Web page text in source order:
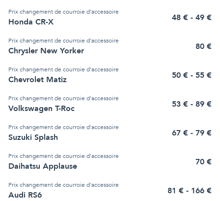
Prixchangement de courroie d'accessoire
Honda CR-X 48 € - 49 €
Prixchangement de courroie d'accessoire
Chrysler New Yorker 80 €
Prixchangement de courroie d'accessoire
Chevrolet Matiz 50 € - 55 €
Prixchangement de courroie d'accessoire
Volkswagen T-Roc 53 € - 89 €
Prixchangement de courroie d'accessoire
Suzuki Splash 67 € - 79 €
Prixchangement de courroie d'accessoire
Daihatsu Applause 70 €
Prixchangement de courroie d'accessoire
Audi RS6 81 € - 166 €